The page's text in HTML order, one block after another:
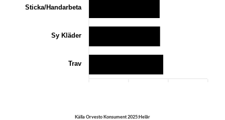
Sticka/Handarbeta
Sy Kläder
Trav
Källa Orvesto Konsument 2025:Helår